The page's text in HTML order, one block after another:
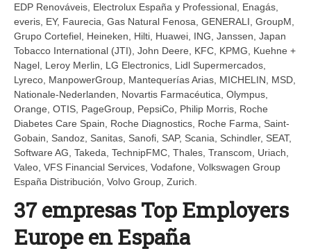
EDP Renováveis, Electrolux España y Professional, Enagás,
everis, EY, Faurecia, Gas Natural Fenosa, GENERALI, GroupM,
Grupo Cortefiel, Heineken, Hilti, Huawei, ING, Janssen, Japan
Tobacco International (JTI), John Deere, KFC, KPMG, Kuehne +
Nagel, Leroy Merlin, LG Electronics, Lidl Supermercados,
Lyreco, ManpowerGroup, Mantequerías Arias, MICHELIN, MSD,
Nationale-Nederlanden, Novartis Farmacéutica, Olympus,
Orange, OTIS, PageGroup, PepsiCo, Philip Morris, Roche
Diabetes Care Spain, Roche Diagnostics, Roche Farma, Saint-
Gobain, Sandoz, Sanitas, Sanofi, SAP, Scania, Schindler, SEAT,
Software AG, Takeda, TechnipFMC, Thales, Transcom, Uriach,
Valeo, VFS Financial Services, Vodafone, Volkswagen Group
España Distribución, Volvo Group, Zurich.
37 empresas Top Employers
Europe en España